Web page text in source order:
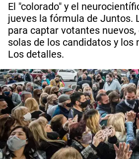
El "colorado" y el
jueves la fórmula de Juntos.
para captar votantes
solas de los candidatos y los
Los detalles.